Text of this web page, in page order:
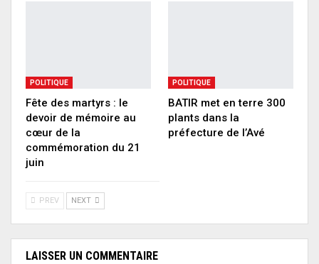
POLITIQUE
Fête des martyrs : le
devoir de mémoire au
cœur de la
commémoration du 21
juin
POLITIQUE
BATIR met en terre 300
plants dans la
préfecture de l’Avé
PREV NEXT
LAISSER UN COMMENTAIRE